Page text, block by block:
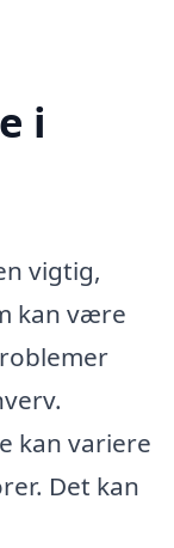
i
vigtig,
kan være
kan variere
Det kan